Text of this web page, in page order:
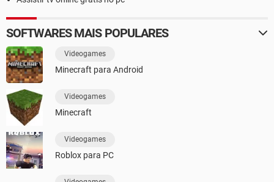
SOFTWARES MAIS POPULARES
Videogames
Minecraft para Android
Videogames
Minecraft
Videogames
Roblox para PC